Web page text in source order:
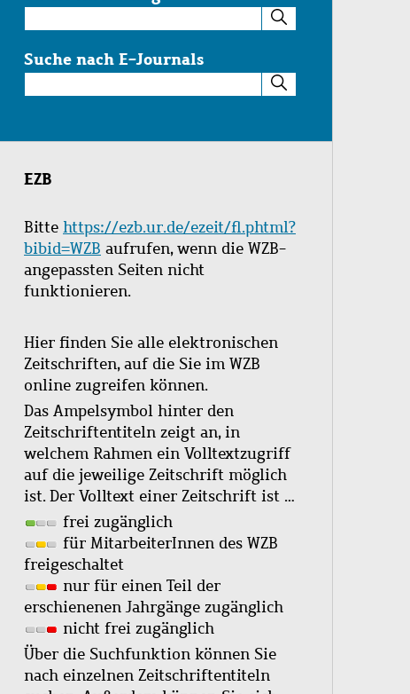
im
Katalog
Suche nach E-Journals
nach
Journals
EZB
Bitte https://ezb.ur.de/ezeit/fl.phtml?
bibid=WZB aufrufen, wenn die WZB-
angepassten Seiten nicht
funktionieren.
Hier finden Sie alle elektronischen
Zeitschriften, auf die Sie im WZB
online zugreifen können.
Das Ampelsymbol hinter den
Zeitschriftentiteln zeigt an, in
welchem Rahmen ein Volltextzugriff
auf die jeweilige Zeitschrift möglich
ist. Der Volltext einer Zeitschrift ist …
frei zugänglich
für MitarbeiterInnen des WZB
freigeschaltet
nur für einen Teil der
erschienenen Jahrgänge zugänglich
nicht frei zugänglich
Über die Suchfunktion können Sie
nach einzelnen Zeitschriftentiteln